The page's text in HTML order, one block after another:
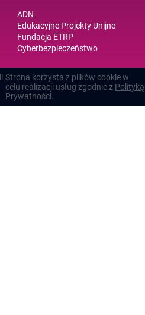
ADN
Edukacyjne Projekty Unijne
Fundacja ETRP
Cyberbezpieczeństwo
Strona korzysta z plików cookie w
celu realizacji usług zgodnie z Polityką
Prywatności.